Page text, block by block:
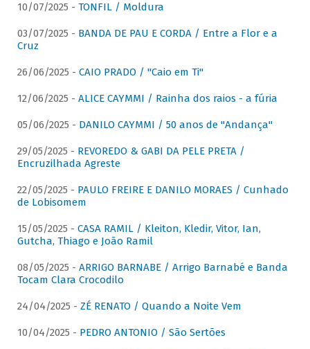
10/07/2025 - TONFIL / Moldura
03/07/2025 - BANDA DE PAU E CORDA / Entre a Flor e a
Cruz
26/06/2025 - CAIO PRADO / "Caio em Ti"
12/06/2025 - ALICE CAYMMI / Rainha dos raios - a fúria
05/06/2025 - DANILO CAYMMI / 50 anos de "Andança"
29/05/2025 - REVOREDO & GABI DA PELE PRETA /
Encruzilhada Agreste
22/05/2025 - PAULO FREIRE E DANILO MORAES / Cunhado
de Lobisomem
15/05/2025 - CASA RAMIL / Kleiton, Kledir, Vitor, Ian,
Gutcha, Thiago e João Ramil
08/05/2025 - ARRIGO BARNABE / Arrigo Barnabé e Banda
Tocam Clara Crocodilo
24/04/2025 - ZÉ RENATO / Quando a Noite Vem
10/04/2025 - PEDRO ANTONIO / São Sertões